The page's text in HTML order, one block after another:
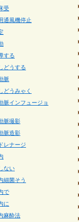
受
通風機停止
する
どうする
脈
どうみゃく
脈インフュージョ
脈撮影
脈造影
レナージ
ない
細菌そう
で
に
麻酔法